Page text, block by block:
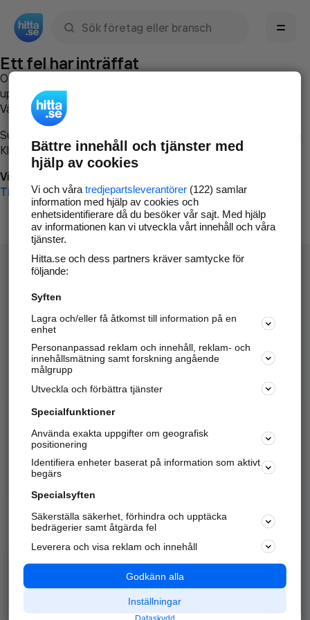
Ett fel har inträffat
Om du vill kan du
uppstod så att vi lättare och snabbare kan avhjälpa det.
Vänligen försök med följande:
Surfa till
Klicka påTillbaka-knappen i webbläsaren och försök igen
Vi beklagar besväret!
Till startsidan
Hitta.se - Gratis nummerupplysning.
Sök företag, personer och platser.
Hitta telefonnummer, adresser, företagsinfo mm.
Marknadsför företaget
Kom igång och annonsera mot
samarbetspartners nära dig.
Alla kategorier
Populära sökningar
API & Kartor
Annonsera
Integritet
Nödnummer
Bättre innehåll och tjänster med
hjälp av cookies
Vi och våra tredjepartsleverantörer(122) samlar
information med hjälp av cookies och
enhetsidentifierare då du besöker vår sajt. Med hjälp
av informationen kan vi utveckla vårt innehåll och våra
tjänster.
Hitta.se och dess partners kräver samtycke för
följande:
Syften
Lagra och/eller få åtkomst till information på en
enhet
Personanpassad reklam och innehåll, reklam- och
innehållsmätning samt forskning angående
målgrupp
Utveckla och förbättra tjänster
Specialfunktioner
Använda exakta uppgifter om geografisk
positionering
Identifiera enheter baserat på information som aktivt
begärs
Specialsyften
Säkerställa säkerhet, förhindra och upptäcka
bedrägerier samt åtgärda fel
Leverera och visa reklam och innehåll
Godkänn alla
Inställningar
Dataskydd